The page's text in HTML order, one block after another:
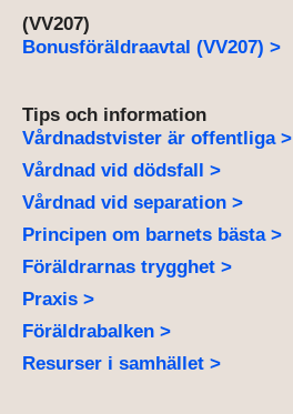
(VV207)
Bonusföräldraavtal (VV207) >
Tips och information
Vårdnadstvister är offentliga >
Vårdnad vid dödsfall >
Vårdnad vid separation >
Principen om barnets bästa >
Föräldrarnas trygghet >
Praxis >
Föräldrabalken >
Resurser i samhället >